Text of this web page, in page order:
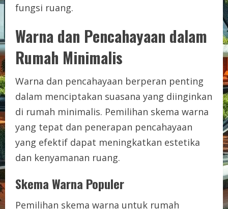
fungsi ruang.
Warna dan Pencahayaan dalam
Rumah Minimalis
Warna dan pencahayaan berperan penting
dalam menciptakan suasana yang diinginkan
di rumah minimalis. Pemilihan skema warna
yang tepat dan penerapan pencahayaan
yang efektif dapat meningkatkan estetika
dan kenyamanan ruang.
Skema Warna Populer
Pemilihan skema warna untuk rumah